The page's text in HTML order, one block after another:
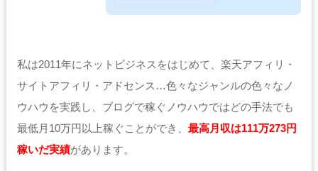
私は2011年にネットビジネスをはじめて、楽天アフィリ・
サイトアフィリ・アドセンス…色々なジャンルの色々なノ
ウハウを実践し、ブログで稼ぐノウハウではどの手法でも
最低月10万円以上稼ぐことができ、 最高月収は111万273円
稼いだ実績があります。